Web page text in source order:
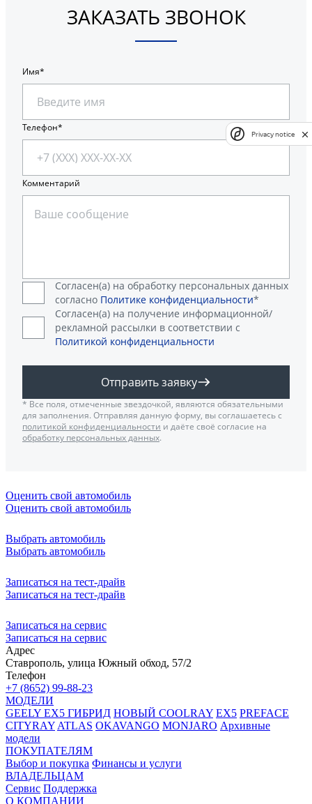
ЗАКАЗАТЬ ЗВОНОК
Имя
Телефон
Комментарий
Согласен(а) на обработку персональных данных
согласно Политике конфиденциальности*
Согласен(а) на получение информационной/
рекламной рассылки в соответствии с
Политикой конфиденциальности
Отправить заявку
* Все поля, отмеченные звездочкой, являются обязательными
для заполнения. Отправляя данную форму, вы соглашаетесь с
политикой конфиденциальности и даёте своё согласие на
обработку персональных данных.
Оценить свой автомобиль
Оценить свой автомобиль
Выбрать автомобиль
Выбрать автомобиль
Записаться на тест-драйв
Записаться на тест-драйв
Записаться на сервис
Записаться на сервис
Адрес
Ставрополь, улица Южный обход, 57/2
Телефон
+7 (8652) 99-88-23
МОДЕЛИ
GEELY EX5 ГИБРИД НОВЫЙ COOLRAY EX5 PREFACE
CITYRAY ATLAS OKAVANGO MONJARO Архивные
модели
ПОКУПАТЕЛЯМ
Выбор и покупка Финансы и услуги
ВЛАДЕЛЬЦАМ
Сервис Поддержка
О КОМПАНИИ
Privacy notice